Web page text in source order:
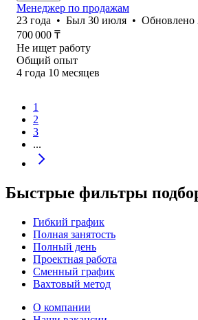
Менеджер по продажам
23 года • Был 30 июля • Обновлено
700 000 ₸
Не ищет работу
Общий опыт
4 года 10 месяцев
1
2
3
...
Быстрые фильтры
Гибкий график
Полная занятость
Полный день
Проектная работа
Сменный график
Вахтовый метод
О компании